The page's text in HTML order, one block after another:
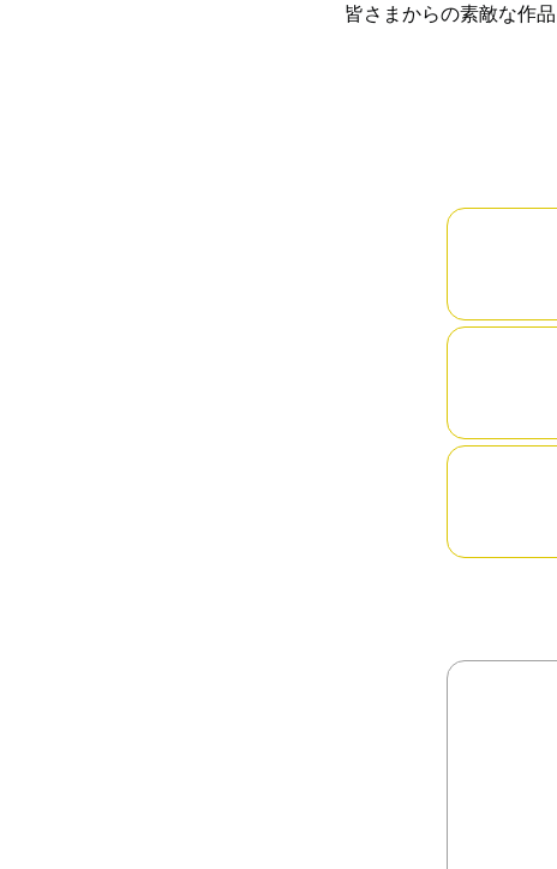
皆さまからの素敵な作